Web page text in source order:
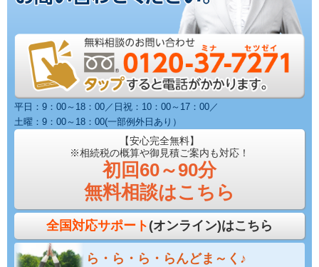
平日：9：00～18：00／日祝：10：00～17：00／
土曜：9：00～18：00(一部例外日あり）
【安心完全無料】
※相続税の概算や御見積ご案内も対応！
初回60～90分
無料相談はこちら
全国対応サポート(オンライン)はこちら
ら・ら・ら・らんどま～く♪